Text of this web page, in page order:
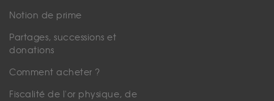
Notion de prime
Partages, successions et
donations
Comment acheter ?
Fiscalité de l'or physique, de